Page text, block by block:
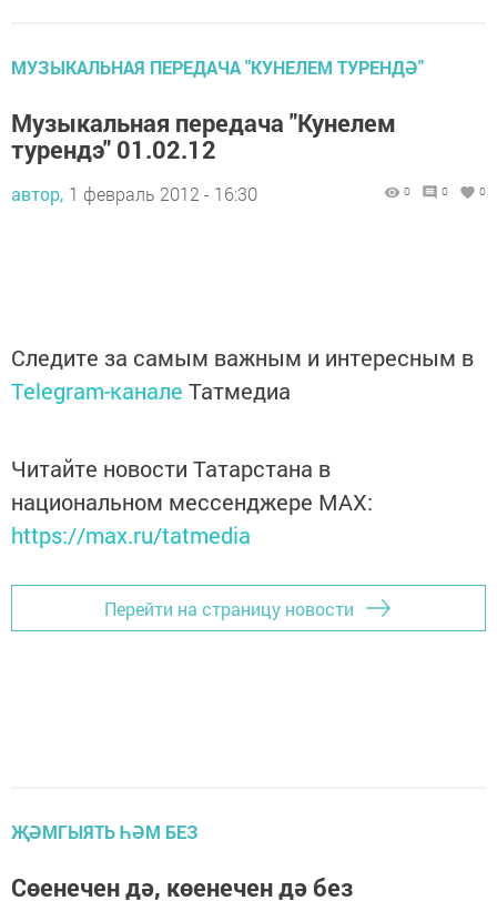
МУЗЫКАЛЬНАЯ ПЕРЕДАЧА "КУНЕЛЕМ ТУРЕНДӘ"
Музыкальная передача "Кунелем
турендэ" 01.02.12
автор, 1 февраль 2012 - 16:30 0 0 0
Следите за самым важным и интересным в
Telegram-канале Татмедиа
Читайте новости Татарстана в
национальном мессенджере MАХ:
https://max.ru/tatmedia
Перейти на страницу новости
ҖӘМГЫЯТЬ ҺӘМ БЕЗ
Сөенечен дә, көенечен дә без